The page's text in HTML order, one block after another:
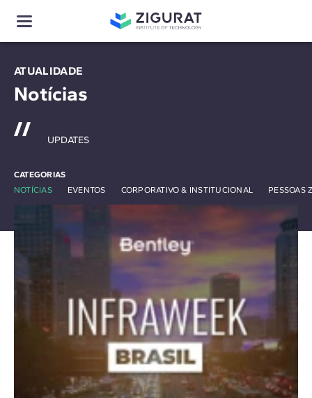
ATUALIDADE
Notícias
CATEGORIAS
NOTÍCIAS
EVENTOS CORPORATIVO & INSTITUCIONAL PESSOAS
UPDATES